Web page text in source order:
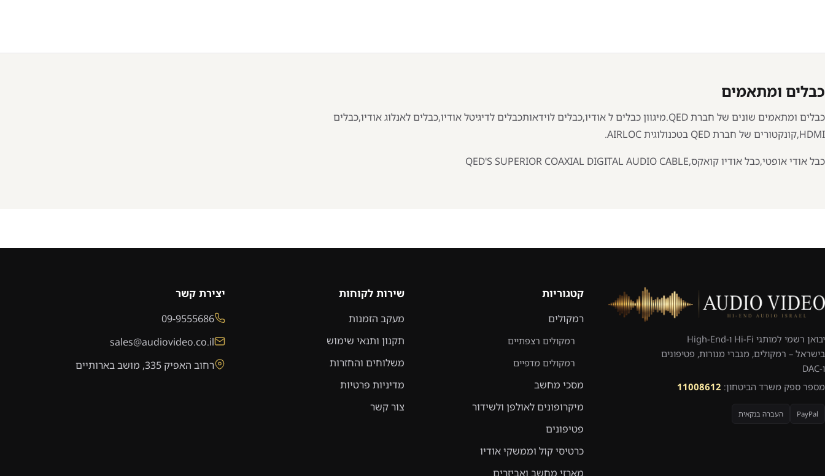
כבלים ומתאמים
כבלים ומתאמים שונים של חברת QED.מיגוון כבלים ל אודיו,כבלים לוידאותכבלים לדיגיטל אודיו,כבלים לאנלוג אודיו,כבלים
HDMI,קונקטורים של חברת QED בטכנולוגית AIRLOC.
כבל אודי אופטי,כבל אודיו קואקס,QED'S SUPERIOR COAXIAL DIGITAL AUDIO CABLE
יבואן רשמי למותגי Hi-Fi ו-High-End
בישראל – רמקולים, מגברי מנורות, פטיפונים
ו-DAC
מספר ספק משרד הביטחון: 11008612
PayPal העברה בנקאית
קטגוריות
רמקולים
רמקולים רצפתיים
רמקולים מדפיים
מסכי מחשב
מיקרופונים לאולפן ולשידור
פטיפונים
כרטיסי קול וממשקי אודיו
מארזי מחשב ואביזרים
שירות לקוחות
מעקב הזמנות
תקנון ותנאי שימוש
משלוחים והחזרות
מדיניות פרטיות
צור קשר
יצירת קשר
09-9555686
sales@audiovideo.co.il
רחוב האפיק 335, מושב בארותיים